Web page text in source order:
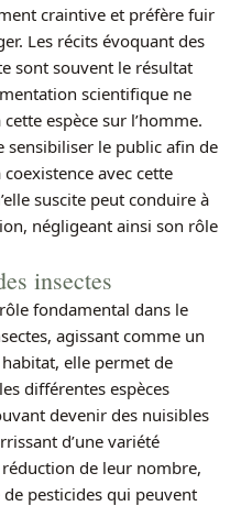
craintive et préfère fuir
Les récits évoquant des
sont souvent le résultat
scientifique ne
espèce sur l’homme.
sensibiliser le public afin de
avec cette
suscite peut conduire à
négligeant ainsi son rôle
insectes
fondamental dans le
agissant comme un
elle permet de
différentes espèces
devenir des nuisibles
d’une variété
de leur nombre,
pesticides qui peuvent